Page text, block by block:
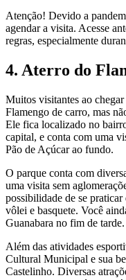
Atenção! Devido a
agendar a visita. Acesse
regras, especialmente
4. Aterro do
Muitos visitantes ao
Flamengo de carro, mas
Ele fica localizado no
capital, e conta com uma
Pão de Açúcar ao fundo.
O parque conta com
uma visita sem
possibilidade de se
vôlei e basquete. Você
Guanabara no fim de tarde.
Além das atividades
Cultural Municipal e sua
Castelinho. Diversas